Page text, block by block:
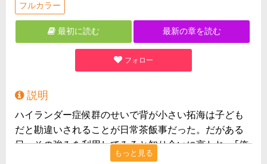
フルカラー
最初に読む 最新の章を読む
フォロー
説明
ハイランダー症候群のせいで背が小さい拓海は子ども
だと勘違いされることが日常茶飯事だった。だがある
日、その強みを利用してみろと知り合いに言われ…｢俺
らの武器は…子どものフリができることさ！｣
もっと見る